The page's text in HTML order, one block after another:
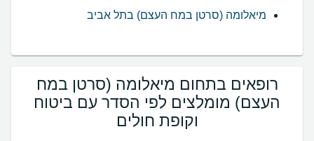
מיאלומה (סרטן במח העצם) בתל אביב
רופאים בתחום מיאלומה (סרטן במח
העצם) מומלצים לפי הסדר עם ביטוח
וקופת חולים